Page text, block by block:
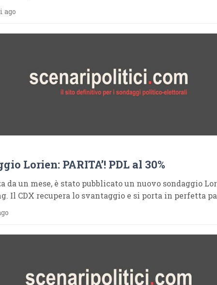
ago
Lorien: PARITA’! PDL al 30%
da un mese, è stato pubblicato un nuovo sondaggio
Il CDX recupera lo svantaggio e si porta in perfetta